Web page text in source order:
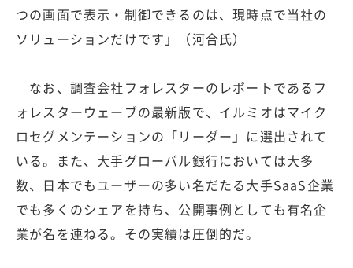
つの画面で表示・制御できるのは、現時点で当社の
ソリューションだけです」（河合氏）
なお、調査会社フォレスターのレポートであるフ
ォレスターウェーブの最新版で、イルミオはマイク
ロセグメンテーションの「リーダー」に選出されて
いる。また、大手グローバル銀行においては大多
数、日本でもユーザーの多い名だたる大手SaaS企業
でも多くのシェアを持ち、公開事例としても有名企
業が名を連ねる。その実績は圧倒的だ。